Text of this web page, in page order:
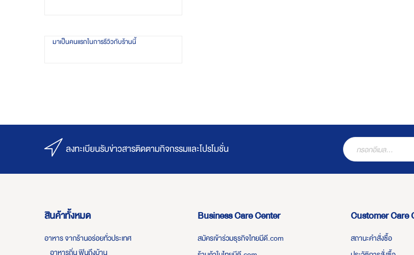
มาเป็นคนแรกในการรีวิวกับร้านนี้
ลงทะเบียนรับข่าวสารติดตามกิจกรรมและโปรโมชั่น
สินค้าทั้งหมด
อาหาร จากร้านอร่อยทั่วประเทศ
อาหารถิ่น ฟินถึงบ้าน
Business Care Center
สมัครเข้าร่วมธุรกิจไทยมีดี.com
Customer Care
สถานะคำสั่งซื้อ